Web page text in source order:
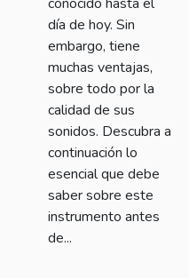
día de hoy. Sin
embargo, tiene
muchas ventajas,
sobre todo por la
calidad de sus
sonidos. Descubra a
continuación lo
esencial que debe
saber sobre este
instrumento antes
de...